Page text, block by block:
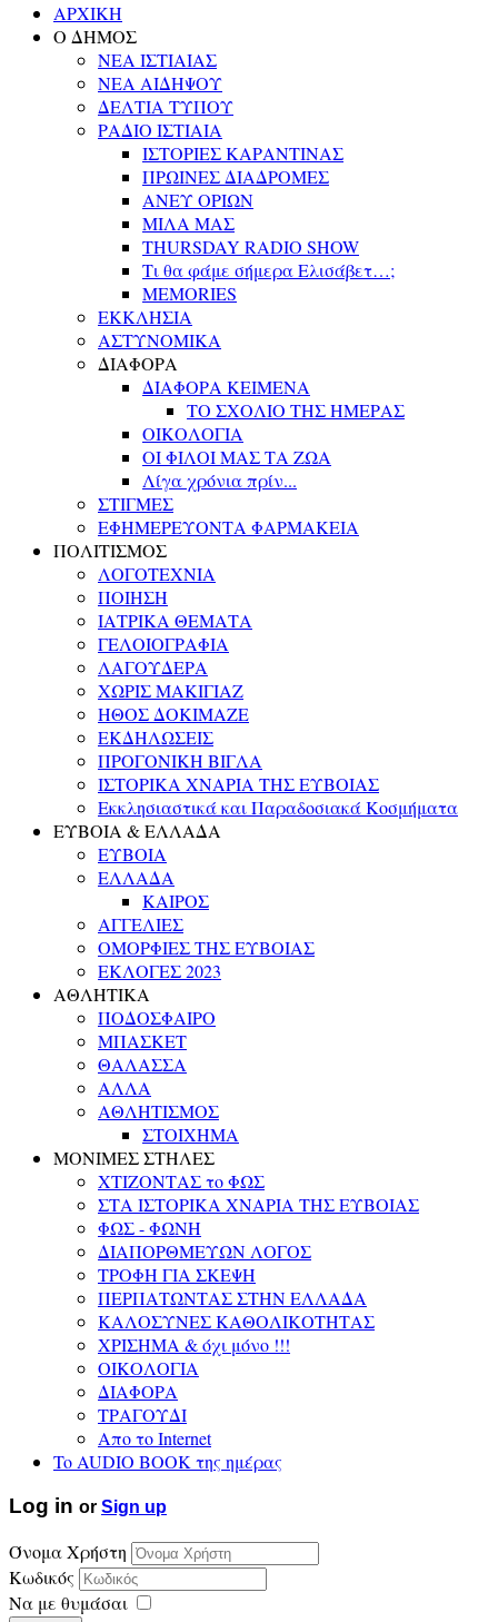
ΑΡΧΙΚΗ
Ο ΔΗΜΟΣ
ΝΕΑ ΙΣΤΙΑΙΑΣ
ΝΕΑ ΑΙΔΗΨΟΥ
ΔΕΛΤΙΑ ΤΥΠΟΥ
ΡΑΔΙΟ ΙΣΤΙΑΙΑ
ΙΣΤΟΡΙΕΣ ΚΑΡΑΝΤΙΝΑΣ
ΠΡΩΙΝΕΣ ΔΙΑΔΡΟΜΕΣ
ΑΝΕΥ ΟΡΙΩΝ
ΜΙΛΑ ΜΑΣ
THURSDAY RADIO SHOW
Τι θα φάμε σήμερα Ελισάβετ…;
MEMORIES
ΕΚΚΛΗΣΙΑ
ΑΣΤΥΝΟΜΙΚΑ
ΔΙΑΦΟΡΑ
ΔΙΑΦΟΡΑ ΚΕΙΜΕΝΑ
ΤΟ ΣΧΟΛΙΟ ΤΗΣ ΗΜΕΡΑΣ
ΟΙΚΟΛΟΓΙΑ
ΟΙ ΦΙΛΟΙ ΜΑΣ ΤΑ ΖΩΑ
Λίγα χρόνια πρίν...
ΣΤΙΓΜΕΣ
ΕΦΗΜΕΡΕΥΟΝΤΑ ΦΑΡΜΑΚΕΙΑ
ΠΟΛΙΤΙΣΜΟΣ
ΛΟΓΟΤΕΧΝΙΑ
ΠΟΙΗΣΗ
ΙΑΤΡΙΚΑ ΘΕΜΑΤΑ
ΓΕΛΟΙΟΓΡΑΦΙΑ
ΛΑΓΟΥΔΕΡΑ
ΧΩΡΙΣ ΜΑΚΙΓΙΑΖ
ΗΘΟΣ ΔΟΚΙΜΑΖΕ
ΕΚΔΗΛΩΣΕΙΣ
ΠΡΟΓΟΝΙΚΗ ΒΙΓΛΑ
ΙΣΤΟΡΙΚΑ ΧΝΑΡΙΑ ΤΗΣ ΕΥΒΟΙΑΣ
Εκκλησιαστικά και Παραδοσιακά Κοσμήματα
ΕΥΒΟΙΑ & ΕΛΛΑΔΑ
ΕΥΒΟΙΑ
ΕΛΛΑΔΑ
ΚΑΙΡΟΣ
ΑΓΓΕΛΙΕΣ
ΟΜΟΡΦΙΕΣ ΤΗΣ ΕΥΒΟΙΑΣ
ΕΚΛΟΓΕΣ 2023
ΑΘΛΗΤΙΚΑ
ΠΟΔΟΣΦΑΙΡΟ
ΜΠΑΣΚΕΤ
ΘΑΛΑΣΣΑ
ΑΛΛΑ
ΑΘΛΗΤΙΣΜΟΣ
ΣΤΟΙΧΗΜΑ
ΜΟΝΙΜΕΣ ΣΤΗΛΕΣ
ΧΤΙΖΟΝΤΑΣ το ΦΩΣ
ΣΤΑ ΙΣΤΟΡΙΚΑ ΧΝΑΡΙΑ ΤΗΣ ΕΥΒΟΙΑΣ
ΦΩΣ - ΦΩΝΗ
ΔΙΑΠΟΡΘΜΕΥΩΝ ΛΟΓΟΣ
ΤΡΟΦΗ ΓΙΑ ΣΚΕΨΗ
ΠΕΡΠΑΤΩΝΤΑΣ ΣΤΗΝ ΕΛΛΑΔΑ
ΚΑΛΟΣΥΝΕΣ ΚΑΘΟΛΙΚΟΤΗΤΑΣ
ΧΡΙΣΗΜΑ & όχι μόνο !!!
ΟΙΚΟΛΟΓΙΑ
ΔΙΑΦΟΡΑ
ΤΡΑΓΟΥΔΙ
Απο το Internet
To AUDIO BOOK της ημέρας
Log in or Sign up
Όνομα Χρήστη
Κωδικός
Να με θυμάσαι